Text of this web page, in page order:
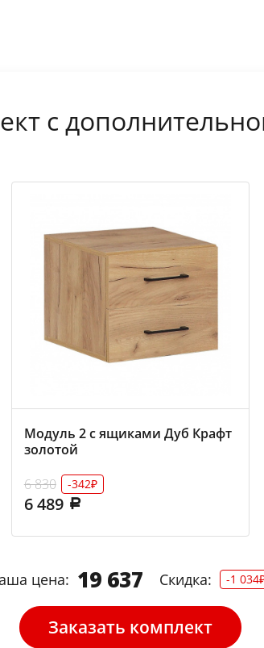
с
Модуль 2 с ящиками Дуб Крафт
золотой
6 830
-342₽
6 489
цена: 19 637 Скидка: -1
Заказать комплект